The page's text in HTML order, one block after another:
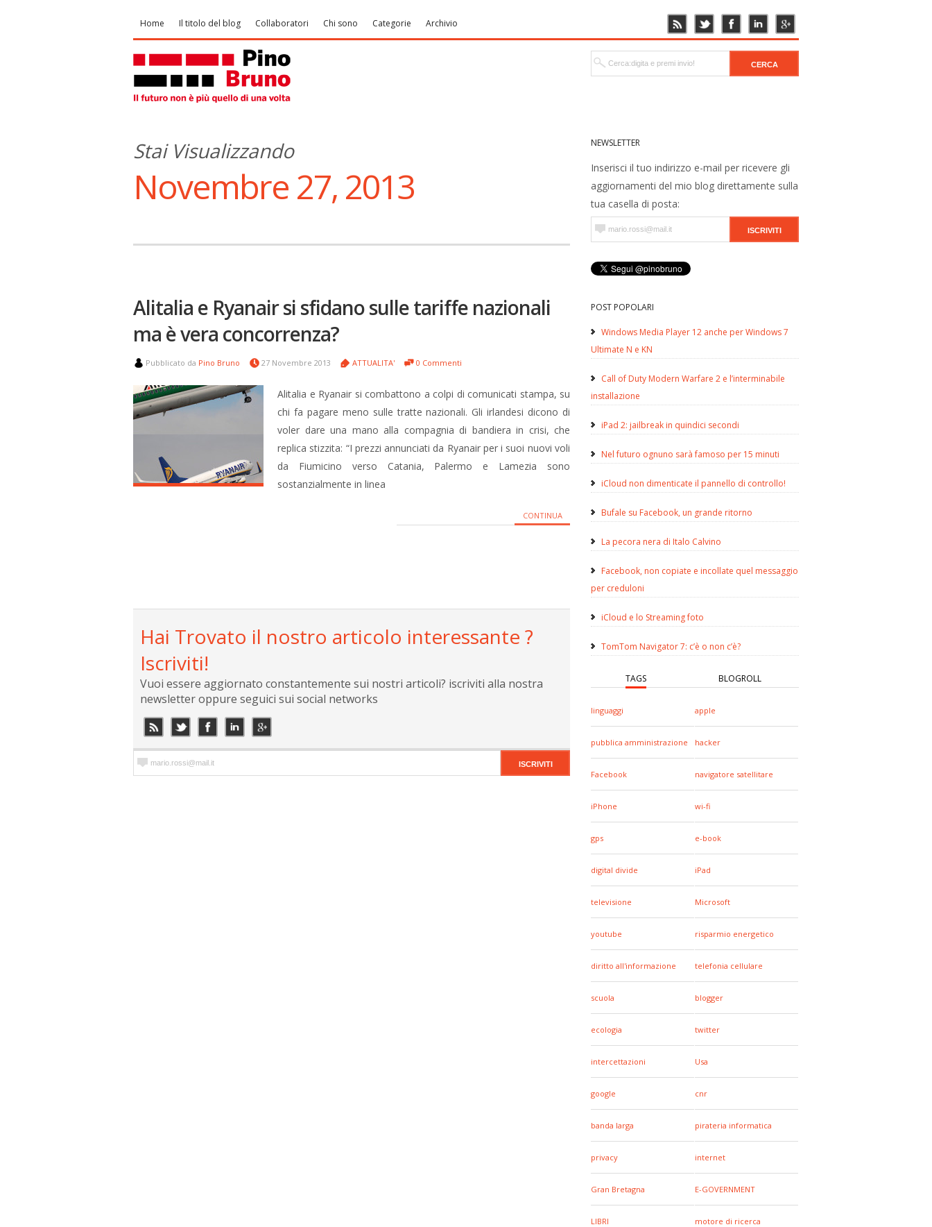
Home Il titolo del blog Collaboratori Chi sono Categorie Archivio
NEWSLETTER
Inserisci il tuo indirizzo e-mail per ricevere gli
aggiornamenti del mio blog direttamente sulla
tua casella di posta:
POST POPOLARI
Windows Media Player 12 anche per Windows 7
Ultimate N e KN
Call of Duty Modern Warfare 2 e l’interminabile
installazione
iPad 2: jailbreak in quindici secondi
Nel futuro ognuno sarà famoso per 15 minuti
iCloud non dimenticate il pannello di controllo!
Bufale su Facebook, un grande ritorno
La pecora nera di Italo Calvino
Facebook, non copiate e incollate quel messaggio
per creduloni
iCloud e lo Streaming foto
TomTom Navigator 7: c’è o non c’è?
TAGS BLOGROLL
linguaggi apple
pubblica amministrazione hacker
Facebook navigatore satellitare
iPhone wi-fi
gps e-book
digital divide iPad
televisione Microsoft
youtube risparmio energetico
diritto all'informazione telefonia cellulare
scuola blogger
ecologia twitter
intercettazioni Usa
google cnr
banda larga pirateria informatica
privacy internet
Gran Bretagna E-GOVERNMENT
LIBRI motore di ricerca
Stai Visualizzando
Novembre 27, 2013
Alitalia e Ryanair si sfidano sulle tariffe nazionali
ma è vera concorrenza?
Pubblicato da Pino Bruno 27 Novembre 2013 ATTUALITA' 0 Commenti
Alitalia e Ryanair si combattono a colpi di comunicati stampa, su
chi fa pagare meno sulle tratte nazionali. Gli irlandesi dicono di
voler dare una mano alla compagnia di bandiera in crisi, che
replica stizzita: “I prezzi annunciati da Ryanair per i suoi nuovi voli
da Fiumicino verso Catania, Palermo e Lamezia sono
sostanzialmente in linea
CONTINUA
Hai Trovato il nostro articolo interessante ?
Iscriviti!
Vuoi essere aggiornato constantemente sui nostri articoli? iscriviti alla nostra
newsletter oppure seguici sui social networks